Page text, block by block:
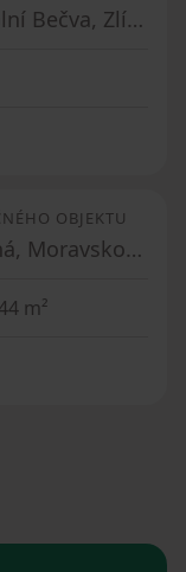
Dolní Bečva - Dolní Bečva, Zlínský kraj
OBJEKTU
Čeladná - Čeladná, Moravskoslezský kraj
m²